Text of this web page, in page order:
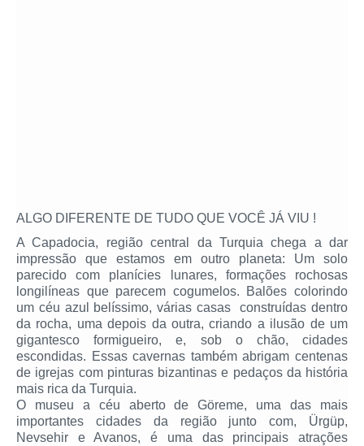
ALGO DIFERENTE DE TUDO QUE VOCÊ JÁ VIU !
A Capadocia, região central da Turquia chega a dar
impressão que estamos em outro planeta: Um solo
parecido com planícies lunares, formações rochosas
longilíneas que parecem cogumelos. Balões colorindo
um céu azul belíssimo, várias casas construídas dentro
da rocha, uma depois da outra, criando a ilusão de um
gigantesco formigueiro, e, sob o chão, cidades
escondidas. Essas cavernas também abrigam centenas
de igrejas com pinturas bizantinas e pedaços da história
mais rica da Turquia.
O museu a céu aberto de Göreme, uma das mais
importantes cidades da região junto com, Ürgüp,
Nevsehir e Avanos, é uma das principais atrações